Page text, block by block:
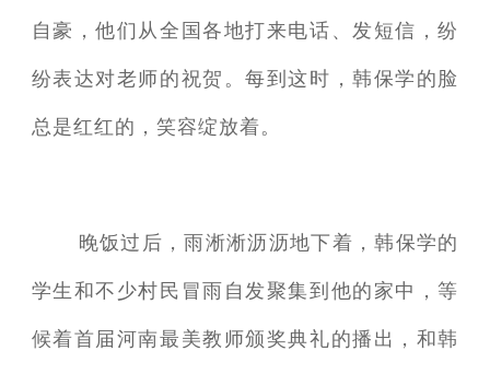
自豪，他们从全国各地打来电话、发短信，纷
纷表达对老师的祝贺。每到这时，韩保学的脸
总是红红的，笑容绽放着。
晚饭过后，雨淅淅沥沥地下着，韩保学的
学生和不少村民冒雨自发聚集到他的家中，等
候着首届河南最美教师颁奖典礼的播出，和韩